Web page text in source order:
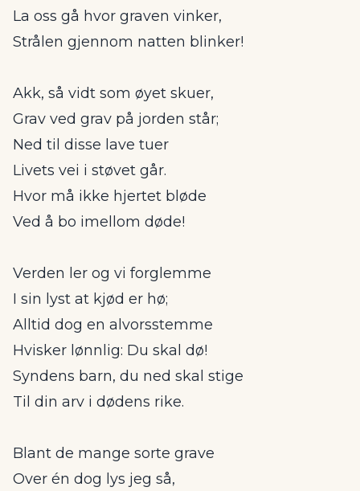
La oss gå hvor graven vinker,
Strålen gjennom natten blinker!
Akk, så vidt som øyet skuer,
Grav ved grav på jorden står;
Ned til disse lave tuer
Livets vei i støvet går.
Hvor må ikke hjertet bløde
Ved å bo imellom døde!
Verden ler og vi forglemme
I sin lyst at kjød er hø;
Alltid dog en alvorsstemme
Hvisker lønnlig: Du skal dø!
Syndens barn, du ned skal stige
Til din arv i dødens rike.
Blant de mange sorte grave
Over én dog lys jeg så,